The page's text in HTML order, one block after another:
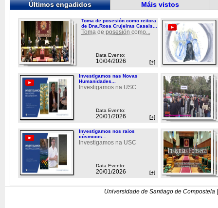
Últimos engadidos Máis vistos
Toma de posesión como reitora
de Dna.Rosa Crujeiras Casais...
Toma de posesión como...
Data Evento:
10/04/2026 [+]
Investigamos nas Novas
Humanidades...
Investigamos na USC
Data Evento:
20/01/2026 [+]
Investigamos nos raios
cósmicos...
Investigamos na USC
Data Evento:
20/01/2026 [+]
Universidade de Santiago de